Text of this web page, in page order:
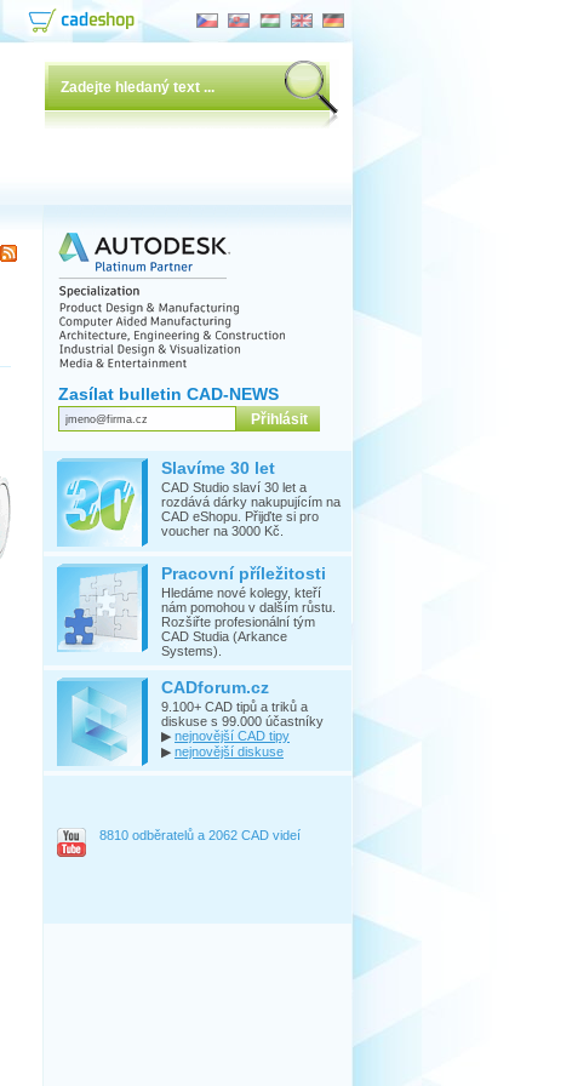
Zasílat bulletin CAD-NEWS
Slavíme 30 let
CAD Studio slaví 30 let a
rozdává dárky nakupujícím na
CAD eShopu. Přijďte si pro
voucher na 3000 Kč.
Pracovní příležitosti
Hledáme nové kolegy, kteří
nám pomohou v dalším růstu.
Rozšiřte profesionální tým
CAD Studia (Arkance
Systems).
CADforum.cz
9.100+ CAD tipů a triků a
diskuse s 99.000 účastníky
▶ nejnovější CAD tipy
▶ nejnovější diskuse
8810 odběratelů a 2062 CAD videí